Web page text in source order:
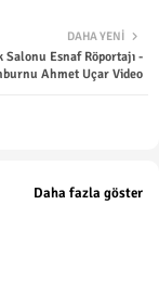
DAHA YENI
Salonu Esnaf Röportajı -
Ahmet Uçar Video
Daha fazla göster